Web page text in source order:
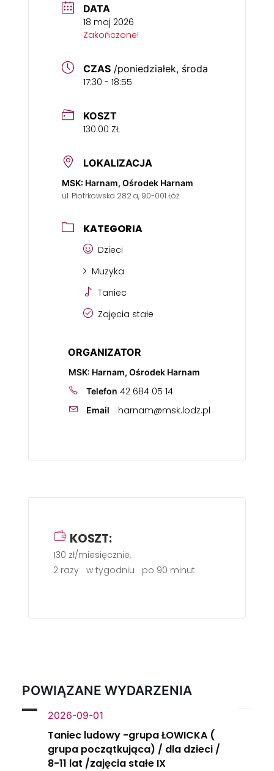
DATA
18 maj 2026
Zakończone!
CZAS /poniedziałek, środa
17:30 - 18:55
KOSZT
130.00 ZŁ
LOKALIZACJA
MSK: Harnam, Ośrodek Harnam
ul. Piotrkowska 282 a, 90-001 Łóź
KATEGORIA
Dzieci
Muzyka
Taniec
Zajęcia stałe
ORGANIZATOR
MSK: Harnam, Ośrodek Harnam
Telefon 42 684 05 14
Email harnam@msk.lodz.pl
KOSZT:
130 zł/miesięcznie,
2 razy w tygodniu po 90 minut
POWIĄZANE WYDARZENIA
2026-09-01
Taniec ludowy -grupa ŁOWICKA (
grupa początkująca) / dla dzieci /
8-11 lat /zajęcia stałe IX